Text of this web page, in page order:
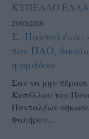
ΚΥΠΕΛΛΟ
21/03/2026
Σ. Πανταλέων:
τον ΠΑΟ,
η ομάδα»
Σαν να μην
Κυπέλλου του
Πανταλέων
Φαλήρου...